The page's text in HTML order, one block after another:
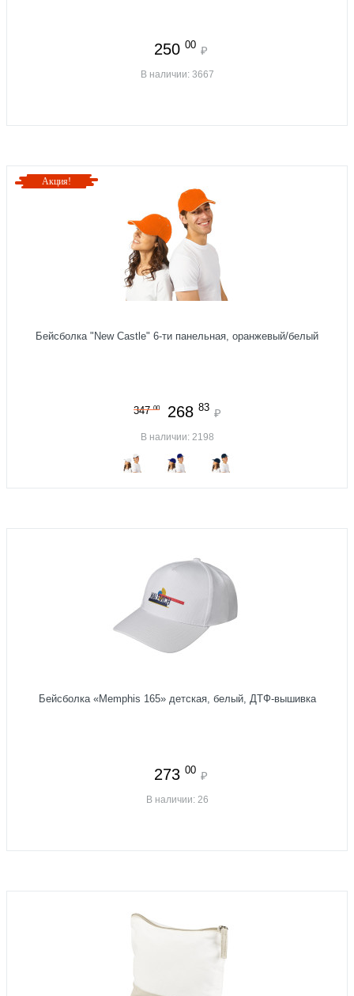
250 00 ₽
В наличии: 3667
Акция!
Бейсболка "New Castle" 6-ти панельная, оранжевый/белый
347 00 268 83 ₽
В наличии: 2198
Бейсболка «Memphis 165» детская, белый, ДТФ-вышивка
273 00 ₽
В наличии: 26